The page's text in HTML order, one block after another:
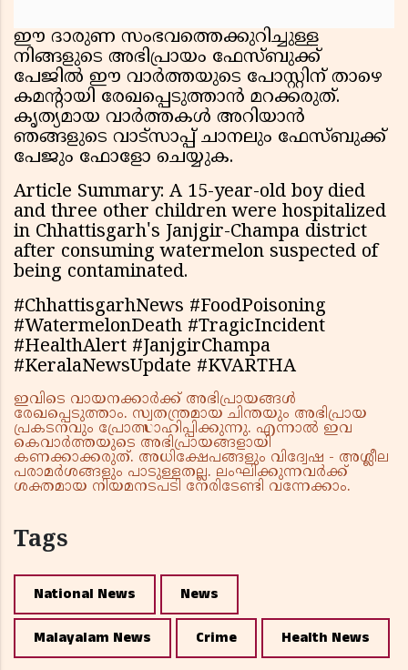
ഈ ദാരുണ സംഭവത്തെക്കുറിച്ചുള്ള
നിങ്ങളുടെ അഭിപ്രായം ഫേസ്ബുക്ക്
പേജിൽ ഈ വാർത്തയുടെ പോസ്റ്റിന് താഴെ
കമന്റായി രേഖപ്പെടുത്താൻ മറക്കരുത്.
കൃത്യമായ വാർത്തകൾ അറിയാൻ
ഞങ്ങളുടെ വാട്സാപ്പ് ചാനലും ഫേസ്ബുക്ക്
പേജും ഫോളോ ചെയ്യുക.
Article Summary: A 15-year-old boy died
and three other children were hospitalized
in Chhattisgarh's Janjgir-Champa district
after consuming watermelon suspected of
being contaminated.
#ChhattisgarhNews #FoodPoisoning
#WatermelonDeath #TragicIncident
#HealthAlert #JanjgirChampa
#KeralaNewsUpdate #KVARTHA
ഇവിടെ വായനക്കാർക്ക് അഭിപ്രായങ്ങൾ
രേഖപ്പെടുത്താം. സ്വതന്ത്രമായ ചിന്തയും അഭിപ്രായ
പ്രകടനവും പ്രോത്സാഹിപ്പിക്കുന്നു. എന്നാൽ ഇവ
കെവാർത്തയുടെ അഭിപ്രായങ്ങളായി
കണക്കാക്കരുത്. അധിക്ഷേപങ്ങളും വിദ്വേഷ - അശ്ലീല
പരാമർശങ്ങളും പാടുള്ളതല്ല. ലംഘിക്കുന്നവർക്ക്
ശക്തമായ നിയമനടപടി നേരിടേണ്ടി വന്നേക്കാം.
Tags
National News News
Malayalam News Crime Health News